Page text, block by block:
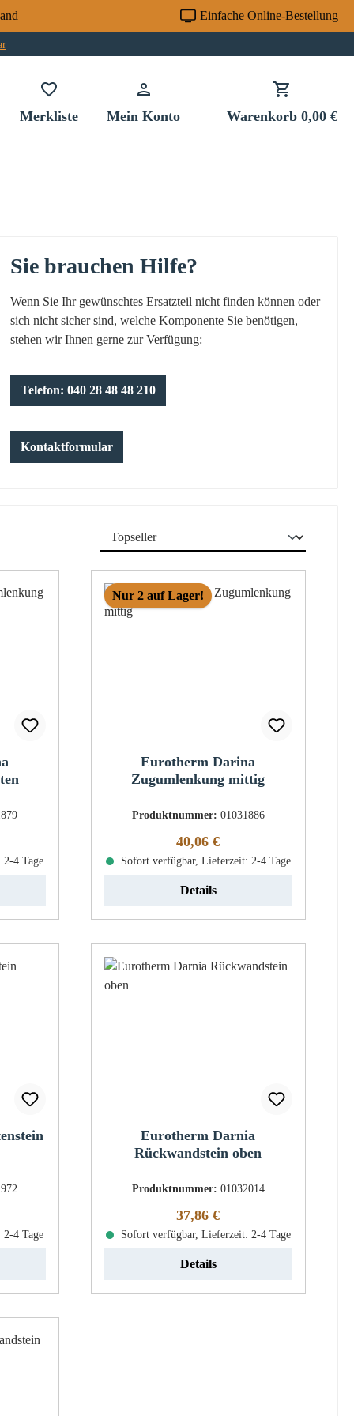
Einfache Online-Bestellung
MerklisteDu hast 0 Produkte auf dem Merkzettel
Mein Konto Warenkorb 0,00 €
Sie brauchen Hilfe?
Wenn Sie Ihr gewünschtes Ersatzteil nicht finden können oder
sich nicht sicher sind, welche Komponente Sie benötigen,
stehen wir Ihnen gerne zur Verfügung:
Telefon: 040 28 48 48 210
Kontaktformular
4 Tage
Nur 2 auf Lager!
Eurotherm Darina
Zugumlenkung mittig
Produktnummer: 01031886
Regulärer Preis:
40,06 €
Sofort verfügbar, Lieferzeit: 2-4 Tage
Details
4 Tage
Eurotherm Darnia
Rückwandstein oben
Produktnummer: 01032014
Regulärer Preis:
37,86 €
Sofort verfügbar, Lieferzeit: 2-4 Tage
Details